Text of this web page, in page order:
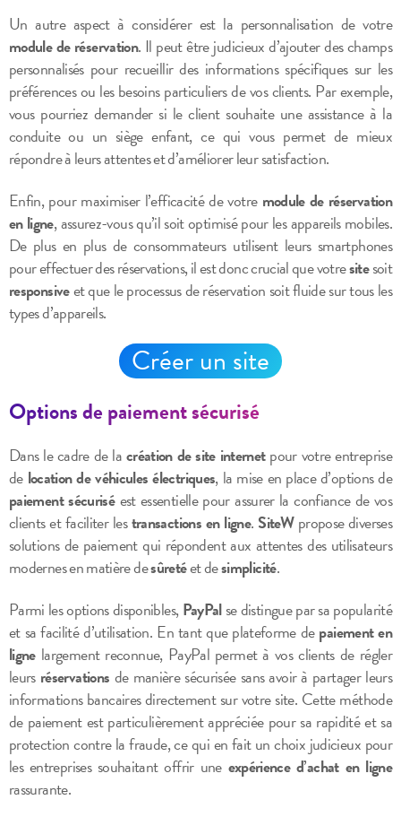
Un autre aspect à considérer est la personnalisation de votre
module de réservation. Il peut être judicieux d’ajouter des champs
personnalisés pour recueillir des informations spécifiques sur les
préférences ou les besoins particuliers de vos clients. Par exemple,
vous pourriez demander si le client souhaite une assistance à la
conduite ou un siège enfant, ce qui vous permet de mieux
répondre à leurs attentes et d’améliorer leur satisfaction.
Enfin, pour maximiser l’efficacité de votre module de réservation
en ligne, assurez-vous qu’il soit optimisé pour les appareils mobiles.
De plus en plus de consommateurs utilisent leurs smartphones
pour effectuer des réservations, il est donc crucial que votresitesoit
responsiveet que le processus de réservation soit fluide sur tous les
types d’appareils.
Créer un site
Options de paiement sécurisé
Dans le cadre de lacréation de site internetpour votre entreprise
de location de véhicules électriques, la mise en place d’options de
paiement sécuriséest essentielle pour assurer la confiance de vos
clients et faciliter lestransactions en ligne. SiteWpropose diverses
solutions de paiement qui répondent aux attentes des utilisateurs
modernes en matière desûretéet desimplicité.
Parmi les options disponibles,PayPalse distingue par sa popularité
et sa facilité d’utilisation. En tant que plateforme depaiement en
lignelargement reconnue, PayPal permet à vos clients de régler
leurs réservations de manière sécurisée sans avoir à partager leurs
informations bancaires directement sur votre site. Cette méthode
de paiement est particulièrement appréciée pour sa rapidité et sa
protection contre la fraude, ce qui en fait un choix judicieux pour
les entreprises souhaitant offrir une expérience d’achat en ligne
rassurante.